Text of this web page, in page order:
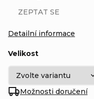
Velikost
Možnosti doručení
Detailní informace
ZEPTAT SE